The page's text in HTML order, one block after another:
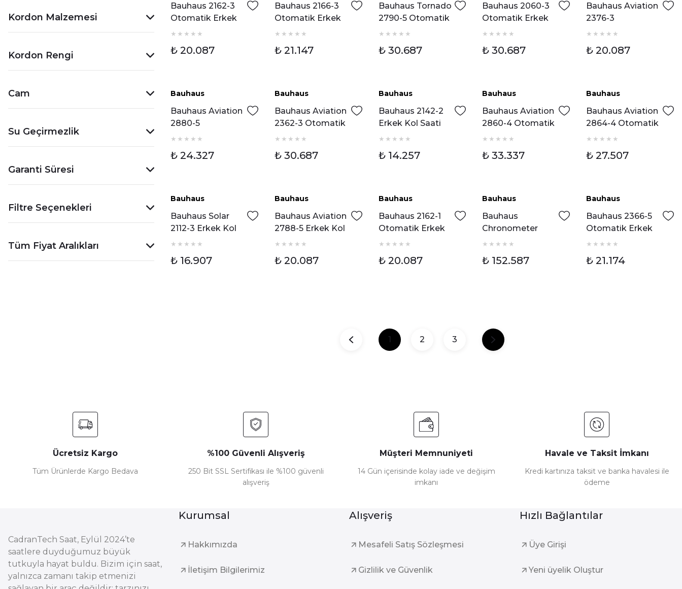
Kordon Malzemesi
Kordon Rengi
Cam
Su Geçirmezlik
Garanti Süresi
Filtre Seçenekleri
Tüm Fiyat Aralıkları
Bauhaus 2162-3
Otomatik Erkek
Kol Saati
₺ 20.087
Bauhaus 2166-3
Otomatik Erkek
Kol Saati
₺ 21.147
Bauhaus Tornado
2790-5 Otomatik
Erkek Kol Saati
₺ 30.687
Bauhaus 2060-3
Otomatik Erkek
Kol Saati
₺ 30.687
Bauhaus Aviation
2376-3
Chronograph
₺ 20.087
Bauhaus
Bauhaus Aviation
2880-5
Chronograph
₺ 24.327
Bauhaus
Bauhaus Aviation
2362-3 Otomatik
Erkek Kol Saati
₺ 30.687
Bauhaus
Bauhaus 2142-2
Erkek Kol Saati
₺ 14.257
Bauhaus
Bauhaus Aviation
2860-4 Otomatik
Erkek Kol Saati
₺ 33.337
Bauhaus
Bauhaus Aviation
2864-4 Otomatik
Erkek Kol Saati
₺ 27.507
Bauhaus
Bauhaus Solar
2112-3 Erkek Kol
Saati
₺ 16.907
Bauhaus
Bauhaus Aviation
2788-5 Erkek Kol
Saati
₺ 20.087
Bauhaus
Bauhaus 2162-1
Otomatik Erkek
Kol Saati
₺ 20.087
Bauhaus
Bauhaus
Chronometer
2020-3 Otomatik
₺ 152.587
Bauhaus
Bauhaus 2366-5
Otomatik Erkek
Kol Saati
₺ 21.174
1 2 3
Ücretsiz Kargo
Tüm Ürünlerde Kargo Bedava
%100 Güvenli Alışveriş
250 Bit SSL Sertifikası ile %100 güvenli
alışveriş
Müşteri Memnuniyeti
14 Gün içerisinde kolay iade ve değişim
imkanı
Havale ve Taksit İmkanı
Kredi kartınıza taksit ve banka havalesi ile
ödeme
CadranTech Saat, Eylül 2024’te
saatlere duyduğumuz büyük
tutkuyla hayat buldu. Bizim için saat,
yalnızca zamanı takip etmenizi
Kurumsal
Hakkımızda
İletişim Bilgilerimiz
Alışveriş
Mesafeli Satış Sözleşmesi
Gizlilik ve Güvenlik
Hızlı Bağlantılar
Üye Girişi
Yeni üyelik Oluştur